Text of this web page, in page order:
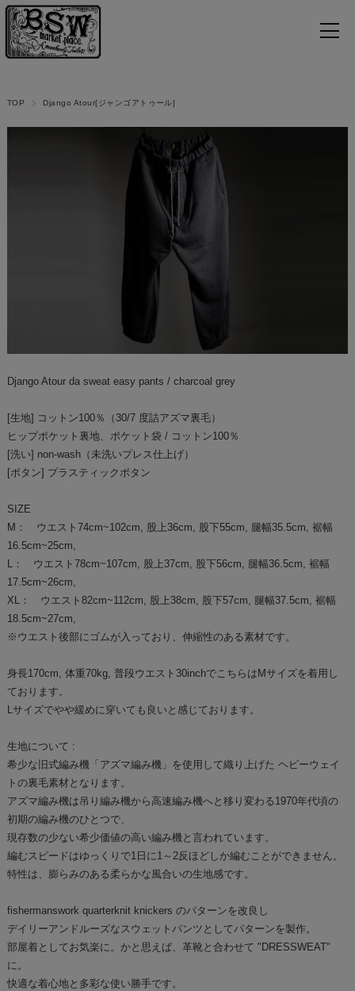
TOP Django Atour[ジャンゴアトゥール]
Django Atour da sweat easy pants / charcoal grey
[生地] コットン100％（30/7 度詰アズマ裏毛）
ヒップポケット裏地、ポケット袋 / コットン100％
[洗い] non-wash（未洗いプレス仕上げ）
[ボタン] プラスティックボタン
SIZE
M： ウエスト74cm~102cm, 股上36cm, 股下55cm, 腿幅35.5cm, 裾幅
16.5cm~25cm,
L： ウエスト78cm~107cm, 股上37cm, 股下56cm, 腿幅36.5cm, 裾幅
17.5cm~26cm,
XL： ウエスト82cm~112cm, 股上38cm, 股下57cm, 腿幅37.5cm, 裾幅
18.5cm~27cm,
※ウエスト後部にゴムが入っており、伸縮性のある素材です。
身長170cm, 体重70kg, 普段ウエスト30inchでこちらはMサイズを着用し
ております。
Lサイズでやや緩めに穿いても良いと感じております。
生地について :
希少な旧式編み機「アズマ編み機」を使用して織り上げた ヘビーウェイ
トの裏毛素材となります。
アズマ編み機は吊り編み機から高速編み機へと移り変わる1970年代頃の
初期の編み機のひとつで、
現存数の少ない希少価値の高い編み機と言われています。
編むスピードはゆっくりで1日に1～2反ほどしか編むことができません。
特性は、膨らみのある柔らかな風合いの生地感です。
fishermanswork quarterknit knickers のパターンを改良し
デイリーアンドルーズなスウェットパンツとしてパターンを製作。
部屋着としてお気楽に。かと思えば、革靴と合わせて "DRESSWEAT"
に。
快適な着心地と多彩な使い勝手です。